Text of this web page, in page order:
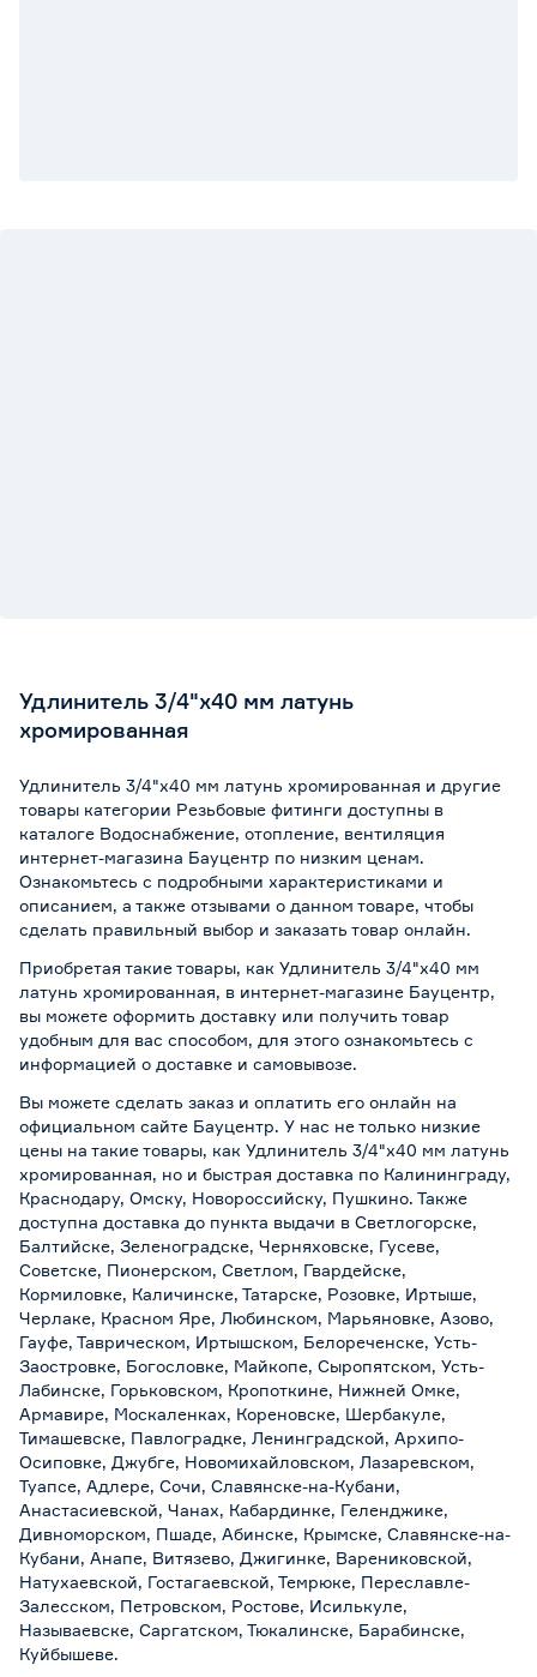
Удлинитель 3/4"х40 мм латунь
хромированная
Удлинитель 3/4"х40 мм латунь хромированная и другие
товары категории Резьбовые фитинги доступны в
каталоге Водоснабжение, отопление, вентиляция
интернет-магазина Бауцентр по низким ценам.
Ознакомьтесь с подробными характеристиками и
описанием, а также отзывами о данном товаре, чтобы
сделать правильный выбор и заказать товар онлайн.
Приобретая такие товары, как Удлинитель 3/4"х40 мм
латунь хромированная, в интернет-магазине Бауцентр,
вы можете оформить доставку или получить товар
удобным для вас способом, для этого ознакомьтесь с
информацией о доставке и самовывозе.
Вы можете сделать заказ и оплатить его онлайн на
официальном сайте Бауцентр. У нас не только низкие
цены на такие товары, как Удлинитель 3/4"х40 мм латунь
хромированная, но и быстрая доставка по Калининграду,
Краснодару, Омску, Новороссийску, Пушкино. Также
доступна доставка до пункта выдачи в Светлогорске,
Балтийске, Зеленоградске, Черняховске, Гусеве,
Советске, Пионерском, Светлом, Гвардейске,
Кормиловке, Каличинске, Татарске, Розовке, Иртыше,
Черлаке, Красном Яре, Любинском, Марьяновке, Азово,
Гауфе, Таврическом, Иртышском, Белореченске, Усть-
Заостровке, Богословке, Майкопе, Сыропятском, Усть-
Лабинске, Горьковском, Кропоткине, Нижней Омке,
Армавире, Москаленках, Кореновске, Шербакуле,
Тимашевске, Павлоградке, Ленинградской, Архипо-
Осиповке, Джубге, Новомихайловском, Лазаревском,
Туапсе, Адлере, Сочи, Славянске-на-Кубани,
Анастасиевской, Чанах, Кабардинке, Геленджике,
Дивноморском, Пшаде, Абинске, Крымске, Славянске-на-
Кубани, Анапе, Витязево, Джигинке, Варениковской,
Натухаевской, Гостагаевской, Темрюке, Переславле-
Залесском, Петровском, Ростове, Исилькуле,
Называевске, Саргатском, Тюкалинске, Барабинске,
Куйбышеве.